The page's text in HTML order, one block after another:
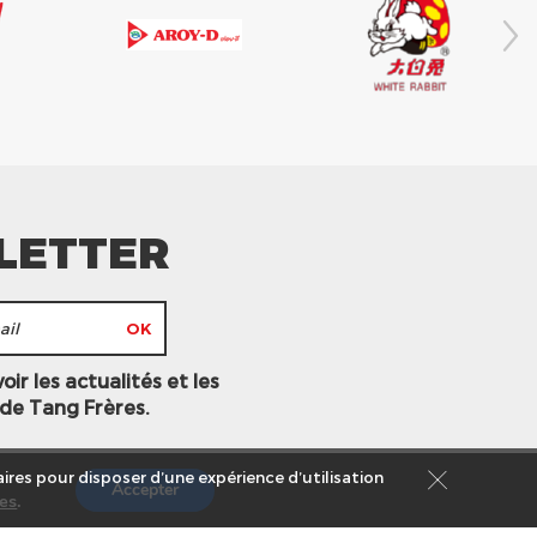
les actualités et les
Tang Frères.
légales
pour disposer d’une expérience d’utilisation
. Accepter